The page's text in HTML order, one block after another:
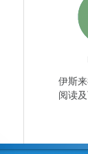
伊斯
阅读